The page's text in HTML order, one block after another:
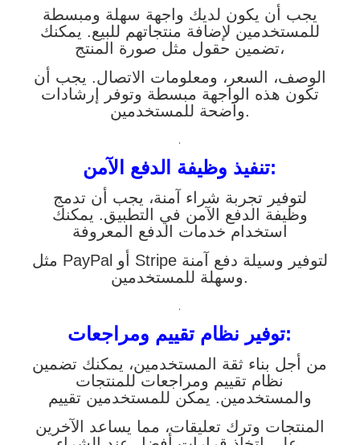
يجب أن يكون لديك واجهة سهلة ومبسطة
للمستخدمين لإضافة منتجاتهم للبيع. يمكنك
تضمين حقول مثل صورة المنتج،
الوصف، السعر، ومعلومات الاتصال. يجب أن
تكون هذه الواجهة مبسطة وتوفر إرشادات
واضحة للمستخدمين.
.
تنفيذ وظيفة الدفع الآمن:
لتوفير تجربة شراء آمنة، يجب أن تدمج
وظيفة الدفع الآمن في التطبيق. يمكنك
استخدام خدمات الدفع المعروفة
مثل PayPal أو Stripe لتوفير وسيلة دفع آمنة
وسهلة للمستخدمين.
.
توفير نظام تقييم ومراجعات:
من أجل بناء ثقة المستخدمين، يمكنك تضمين
نظام تقييم ومراجعات للمنتجات
والمستخدمين. يمكن للمستخدمين تقييم
المنتجات وترك تعليقات، مما يساعد الآخرين